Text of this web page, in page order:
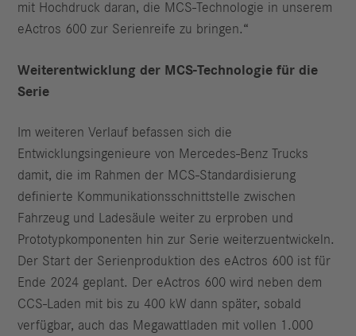
mit Hochdruck daran, die MCS-Technologie in unserem
eActros 600 zur Serienreife zu bringen.“
Weiterentwicklung der MCS-Technologie für die
Serie
Im weiteren Verlauf befassen sich die
Entwicklungsingenieure von Mercedes-Benz Trucks
damit, die im Rahmen der MCS-Standardisierung
definierte Kommunikationsschnittstelle zwischen
Fahrzeug und Ladesäule weiter zu erproben und
Prototypkomponenten hin zur Serie weiterzuentwickeln.
Der Start der Serienproduktion des eActros 600 ist für
Ende 2024 geplant. Der eActros 600 wird neben dem
CCS-Laden mit bis zu 400 kW dann später, sobald
verfügbar, auch das Megawattladen mit vollen 1.000